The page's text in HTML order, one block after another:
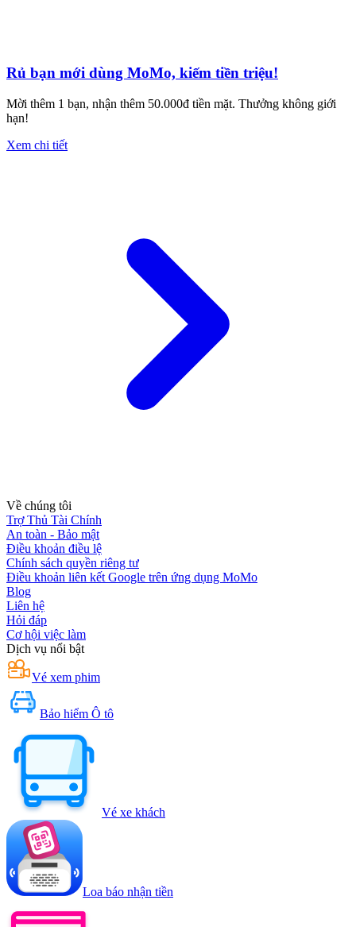
Rủ bạn mới dùng MoMo, kiếm tiền triệu!
Mời thêm 1 bạn, nhận thêm 50.000đ tiền mặt. Thưởng không giới
hạn!
Xem chi tiết
Về chúng tôi
Trợ Thủ Tài Chính
An toàn - Bảo mật
Điều khoản điều lệ
Chính sách quyền riêng tư
Điều khoản liên kết Google trên ứng dụng MoMo
Blog
Liên hệ
Hỏi đáp
Cơ hội việc làm
Dịch vụ nổi bật
Vé xem phim
Bảo hiểm Ô tô
Vé xe khách
Loa báo nhận tiền